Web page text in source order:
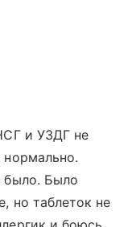
и УЗДГ не
нормально.
было. Было
но таблеток не